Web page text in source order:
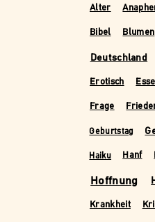
Alter
Bibel Blumen
Deutschland
Erotisch
Frage
Geburtstag
Haiku Hanf
Hoffnung
Krankheit